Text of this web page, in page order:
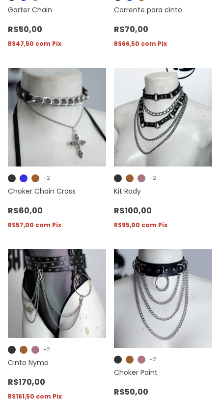
Garter Chain
R$50,00
R$47,50 com Pix
Corrente para cinto
R$70,00
R$66,50 com Pix
Choker Chain Cross
R$60,00
R$57,00 com Pix
+2
Kit Rody
R$100,00
R$95,00 com Pix
+2
Cinto Nymo
R$170,00
R$161,50 com Pix
+2
Choker Paint
R$50,00
+2